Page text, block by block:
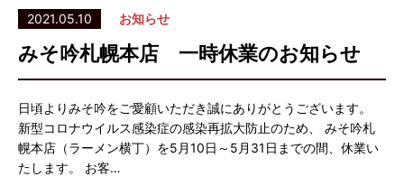
2021.05.10 お知らせ
みそ吟札幌本店 一時休業のお知らせ
日頃よりみそ吟をご愛顧いただき誠にありがとうございます。
新型コロナウイルス感染症の感染再拡大防止のため、 みそ吟札
幌本店（ラーメン横丁）を5月10日～5月31日までの間、休業い
たします。 お客…